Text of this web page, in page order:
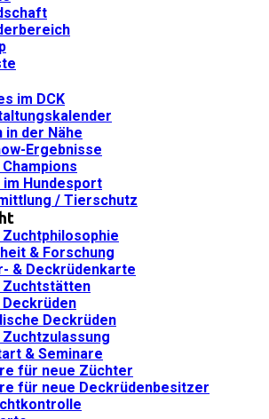
im DCK
der Nähe
Ergebnisse
Hundesport
/ Tierschutz
& Forschung
& Deckrüdenkarte
Zuchtstätten
Deckrüden
Zuchtzulassung
& Seminare
für neue Züchter
für neue Deckrüdenbesitzer